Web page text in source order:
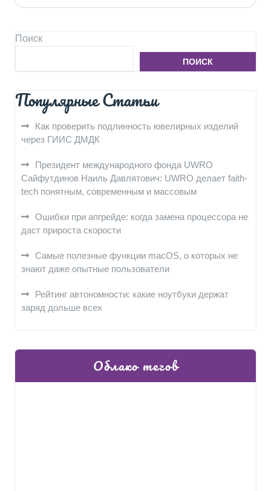
Поиск
ПОИСК
Популярные Статьи
Как проверить подлинность ювелирных изделий
через ГИИС ДМДК
Президент международного фонда UWRO
Сайфутдинов Наиль Давлятович: UWRO делает faith-
tech понятным, современным и массовым
Ошибки при апгрейде: когда замена процессора не
даст прироста скорости
Самые полезные функции macOS, о которых не
знают даже опытные пользователи
Рейтинг автономности: какие ноутбуки держат
заряд дольше всех
Облако тегов